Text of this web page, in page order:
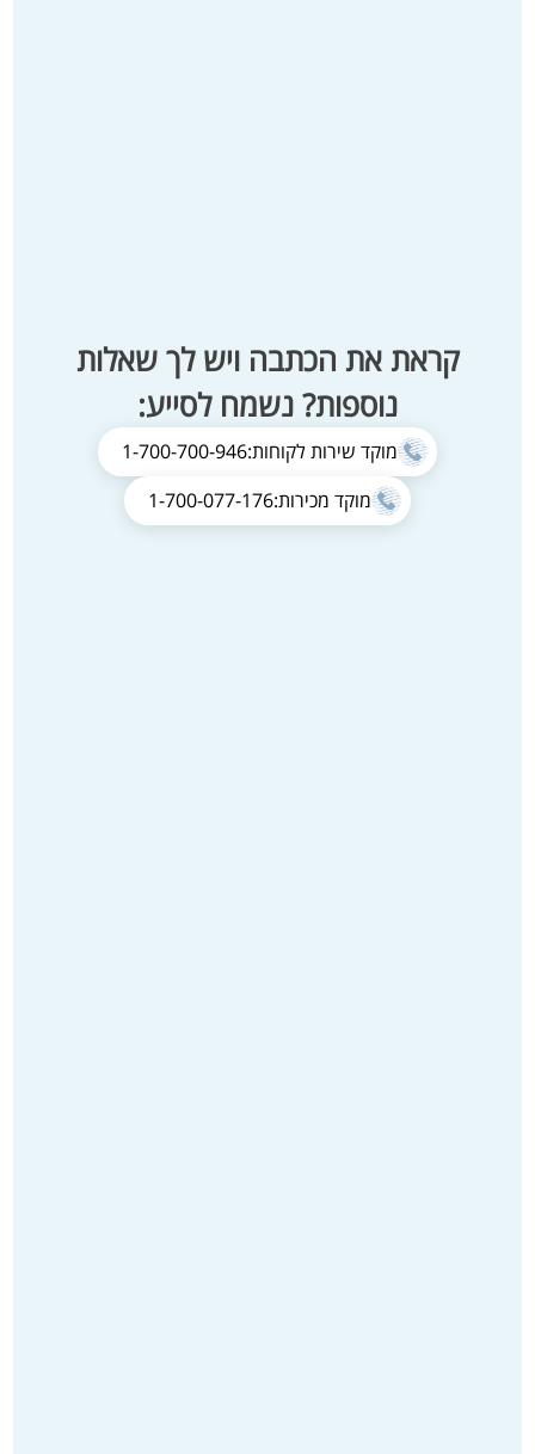
קראת את הכתבה ויש לך שאלות
נוספות? נשמח לסייע:
מוקד שירות לקוחות:1-700-700-946
מוקד מכירות:1-700-077-176